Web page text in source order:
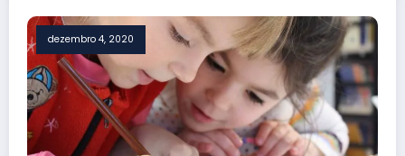
dezembro 4, 2020